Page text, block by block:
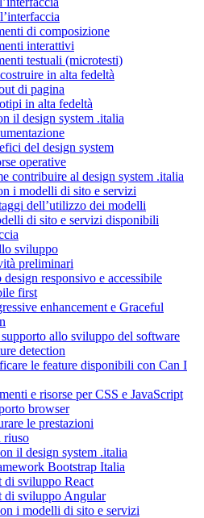
di composizione
interattivi
testuali (microtesti)
in alta fedeltà
di pagina
in alta fedeltà
il design system .italia
del design system
operative
contribuire al design system .italia
i modelli di sito e servizi
dell’utilizzo dei modelli
di sito e servizi disponibili
sviluppo
preliminari
design responsivo e accessibile
first
enhancement e Graceful
allo sviluppo del software
detection
le feature disponibili con Can I
e risorse per CSS e JavaScript
browser
le prestazioni
riuso
il design system .italia
Bootstrap Italia
sviluppo React
di sviluppo Angular
i modelli di sito e servizi